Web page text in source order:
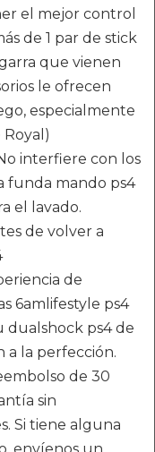
el mejor control
de 1 par de stick
que vienen
le ofrecen
especialmente
interfiere con los
funda mando ps4
el lavado.
de volver a
de
6amlifestyle ps4
dualshock ps4 de
a la perfección.
de 30
sin
Si tiene alguna